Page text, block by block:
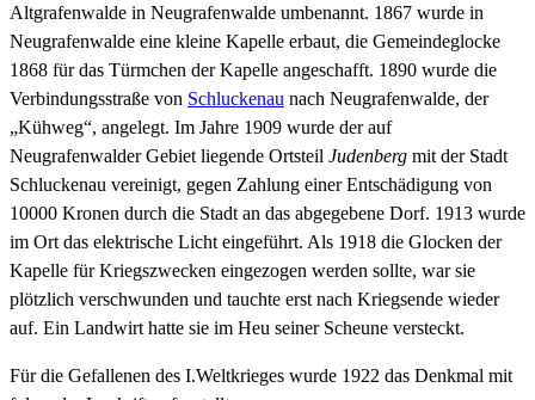
Altgrafenwalde in Neugrafenwalde umbenannt. 1867 wurde in
Neugrafenwalde eine kleine Kapelle erbaut, die Gemeindeglocke
1868 für das Türmchen der Kapelle angeschafft. 1890 wurde die
Verbindungsstraße von Schluckenau nach Neugrafenwalde, der
„Kühweg“, angelegt. Im Jahre 1909 wurde der auf
Neugrafenwalder Gebiet liegende Ortsteil Judenberg mit der Stadt
Schluckenau vereinigt, gegen Zahlung einer Entschädigung von
10000 Kronen durch die Stadt an das abgegebene Dorf. 1913 wurde
im Ort das elektrische Licht eingeführt. Als 1918 die Glocken der
Kapelle für Kriegszwecken eingezogen werden sollte, war sie
plötzlich verschwunden und tauchte erst nach Kriegsende wieder
auf. Ein Landwirt hatte sie im Heu seiner Scheune versteckt.
Für die Gefallenen des I.Weltkrieges wurde 1922 das Denkmal mit